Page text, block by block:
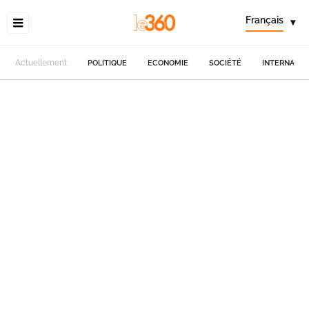
Français ▾
Actuellement POLITIQUE ECONOMIE SOCIÉTÉ